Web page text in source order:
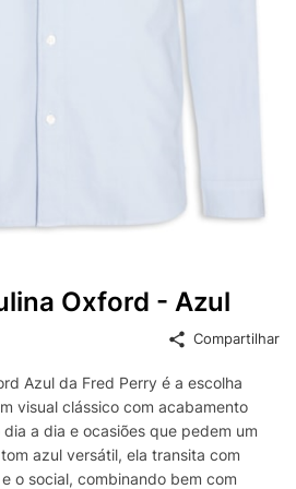
Oxford - Azul
Compartilhar
Azul da Fred Perry é a escolha
visual clássico com acabamento
a dia e ocasiões que pedem um
azul versátil, ela transita com
o social, combinando bem com